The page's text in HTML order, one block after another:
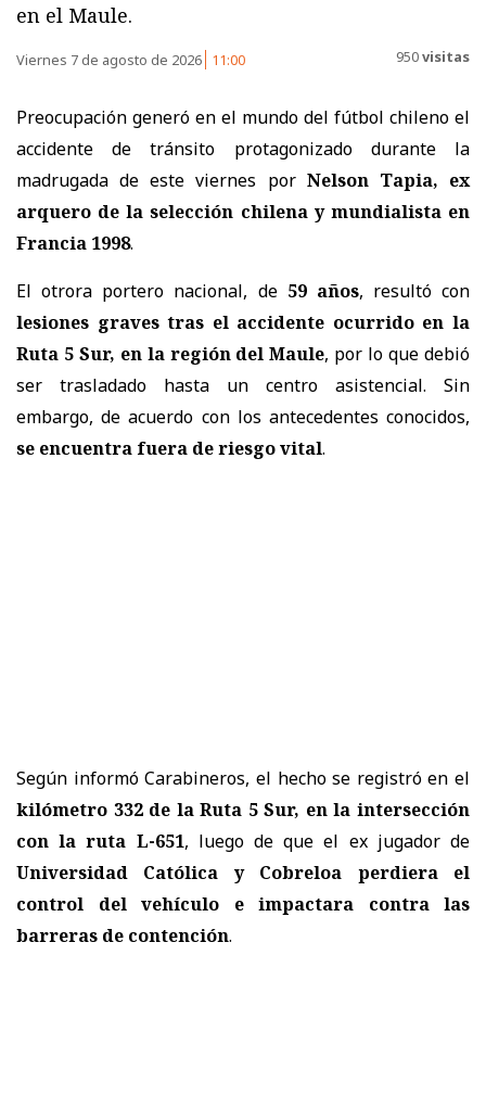
en el Maule.
Viernes 7 de agosto de 2026 11:00 950visitas
Preocupación generó en el mundo del fútbol chileno el
accidente de tránsito protagonizado durante la
madrugada de este viernes por Nelson Tapia, ex
arquero de la selección chilena y mundialista en
Francia 1998.
El otrora portero nacional, de 59 años, resultó con
lesiones graves tras el accidente ocurrido en la
Ruta 5 Sur, en la región del Maule, por lo que debió
ser trasladado hasta un centro asistencial. Sin
embargo, de acuerdo con los antecedentes conocidos,
se encuentra fuera de riesgo vital.
Según informó Carabineros, el hecho se registró en el
kilómetro 332 de la Ruta 5 Sur, en la intersección
con la ruta L-651, luego de que el ex jugador de
Universidad Católica y Cobreloa perdiera el
control del vehículo e impactara contra las
barreras de contención.